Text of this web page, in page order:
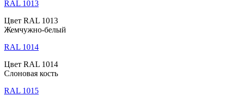
RAL 1013
Цвет RAL 1013
Жемчужно-белый
RAL 1014
Цвет RAL 1014
Слоновая кость
RAL 1015